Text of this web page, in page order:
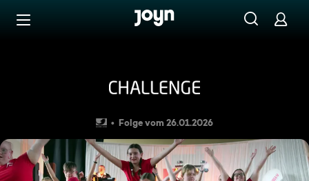
Zum Inhalt springen
Folge vom 26.01.2026